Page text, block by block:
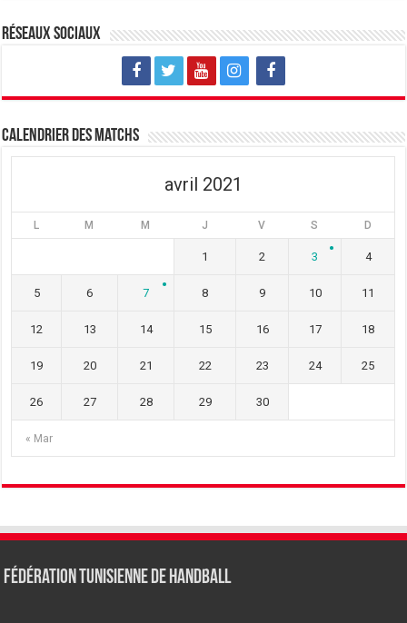
Réseaux sociaux
Calendrier des matchs
avril 2021
L M M J V S D
« Mar
1 2 3 4
5 6 7 8 9 10 11
12 13 14 15 16 17 18
19 20 21 22 23 24 25
26 27 28 29 30
Fédération tunisienne de Handball